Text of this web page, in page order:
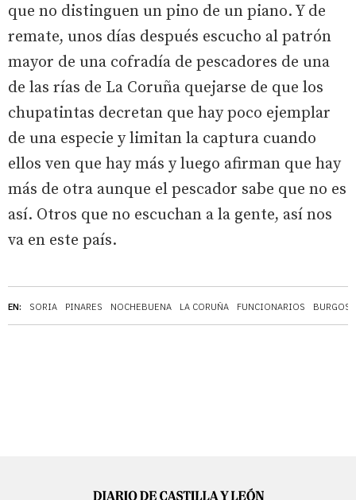
EN: SORIA PINARES NOCHEBUENA LA CORUÑA FUNCIONARIOS BURGOS
que no distinguen un pino de un piano. Y de
remate, unos días después escucho al patrón
mayor de una cofradía de pescadores de una
de las rías de La Coruña quejarse de que los
chupatintas decretan que hay poco ejemplar
de una especie y limitan la captura cuando
ellos ven que hay más y luego afirman que hay
más de otra aunque el pescador sabe que no es
así. Otros que no escuchan a la gente, así nos
va en este país.